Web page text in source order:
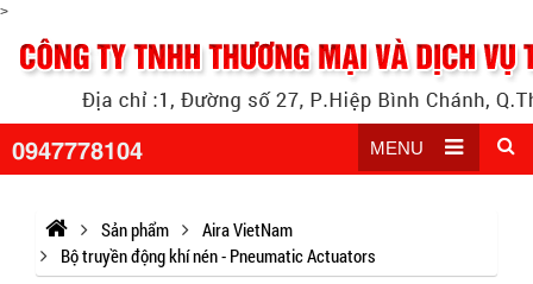
>
0947778104 MENU
Sản phẩm
Aira VietNam
Bộ truyền động khí nén - Pneumatic Actuators